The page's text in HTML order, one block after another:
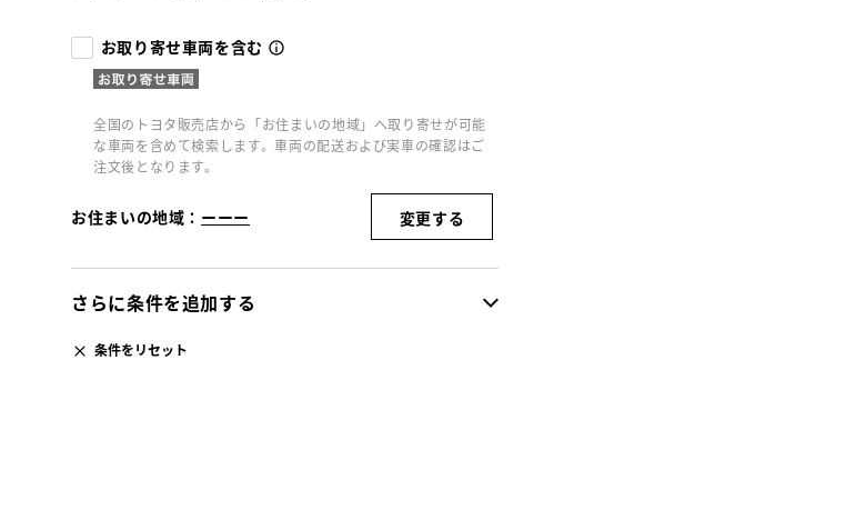
お取り寄せ車両を含む
全国のトヨタ販売店から「お住まいの地域」へ取り寄せが可能
な車両を含めて検索します。車両の配送および実車の確認はご
注文後となります。
お住まいの地域： ーーー 変更する
さらに条件を追加する
条件をリセット